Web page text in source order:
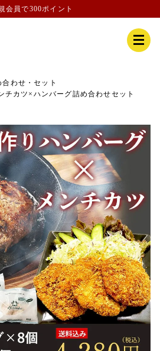
会員で300ポイント
合わせ・セット
チカツ×ハンバーグ詰め合わせセット